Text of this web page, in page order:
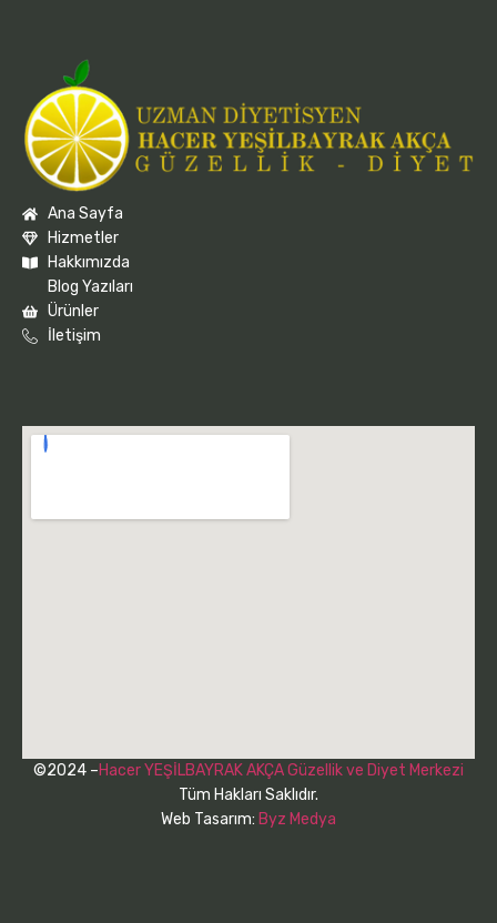
Ana Sayfa
Hizmetler
Hakkımızda
Blog Yazıları
Ürünler
İletişim
©2024 –Hacer YEŞİLBAYRAK AKÇA Güzellik ve Diyet Merkezi
Tüm Hakları Saklıdır.
Web Tasarım: Byz Medya